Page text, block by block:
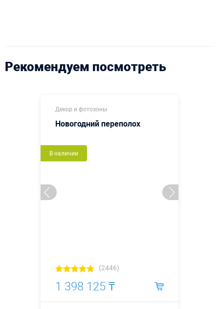
Рекомендуем посмотреть
Декор и фотозоны
Новогодний переполох
В наличии
(2446)
1 398 125 ₸